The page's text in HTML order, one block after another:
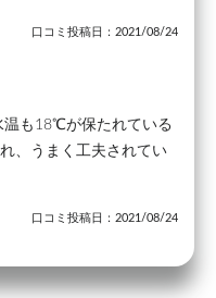
口コミ投稿日：2021/08/24
温も18℃が保たれている
、うまく工夫されてい
口コミ投稿日：2021/08/24